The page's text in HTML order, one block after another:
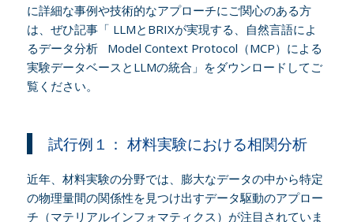
に詳細な事例や技術的なアプローチにご関心のある方
は、ぜひ記事「 LLMとBRIXが実現する、自然言語によ
るデータ分析 Model Context Protocol（MCP）による
実験データベースとLLMの統合」をダウンロードしてご
覧ください。
試行例１： 材料実験における相関分析
近年、材料実験の分野では、膨大なデータの中から特定
の物理量間の関係性を見つけ出すデータ駆動のアプロー
チ（マテリアルインフォマティクス）が注目されていま